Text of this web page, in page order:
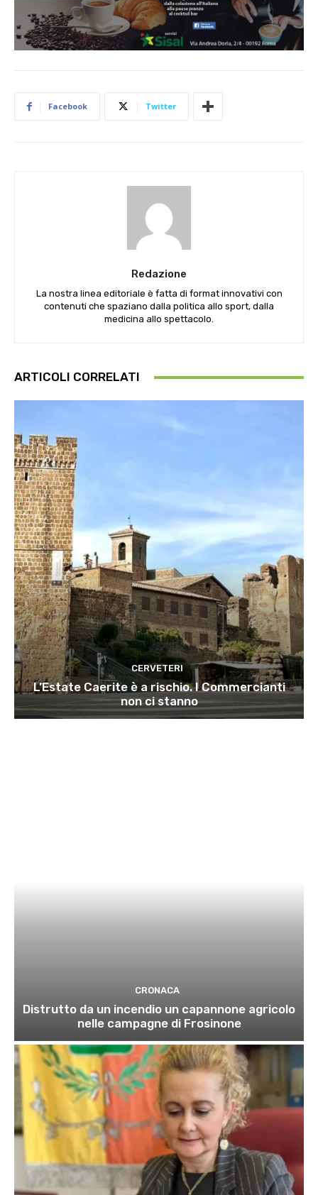
Facebook Twitter
Redazione
La nostra linea editoriale è fatta di format innovativi con
contenuti che spaziano dalla politica allo sport, dalla
medicina allo spettacolo.
ARTICOLI CORRELATI
CERVETERI
L’Estate Caerite è a rischio. I Commercianti
non ci stanno
CRONACA
Distrutto da un incendio un capannone agricolo
nelle campagne di Frosinone